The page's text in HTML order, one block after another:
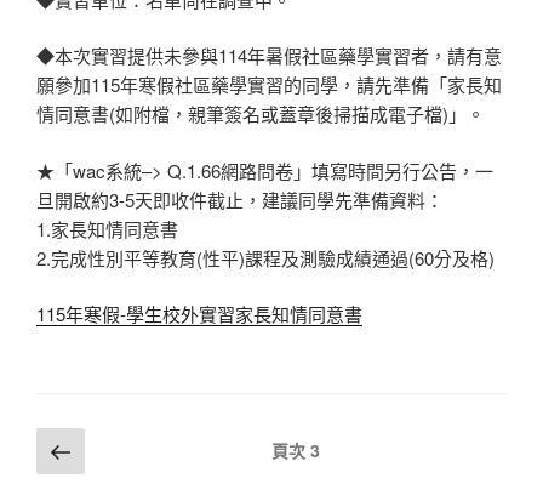
◆本次實習提供未參與114年暑假社區藥學實習者，請有意
願參加115年寒假社區藥學實習的同學，請先準備「家長知
情同意書(如附檔，親筆簽名或蓋章後掃描成電子檔)」。
★「wac系統–> Q.1.66網路問卷」填寫時間另行公告，一
旦開啟約3-5天即收件截止，建議同學先準備資料：
1.家長知情同意書
2.完成性別平等教育(性平)課程及測驗成績通過(60分及格)
115年寒假-學生校外實習家長知情同意書
文
章 一
頁次 3